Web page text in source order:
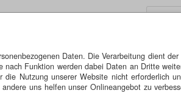
Daten. Die Verarbeitung dient
Funktion werden dabei Daten an Dritte
Nutzung unserer Website nicht erforderlich
uns helfen unser Onlineangebot zu
Menü